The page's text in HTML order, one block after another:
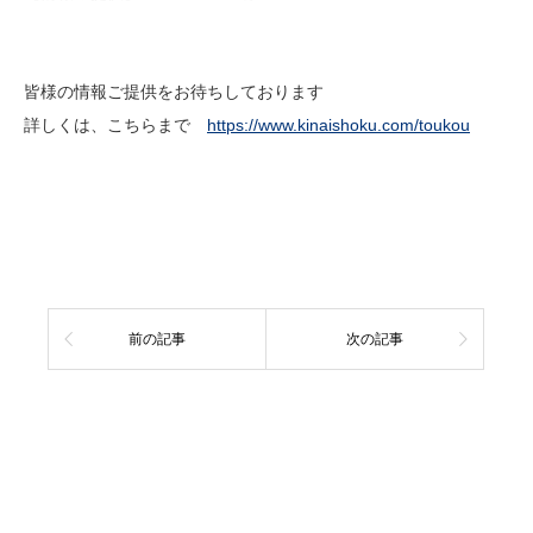
皆様の情報ご提供をお待ちしております
詳しくは、こちらまで https://www.kinaishoku.com/toukou
前の記事 次の記事